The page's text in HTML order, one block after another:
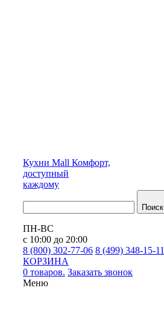
Кухни Mall Комфорт,
доступный
каждому
Поиск
ПН-ВС
с 10:00 до 20:00
8 (800) 302-77-06 8 (499) 348-15-11
КОРЗИНА
0 товаров. Заказать звонок
Меню